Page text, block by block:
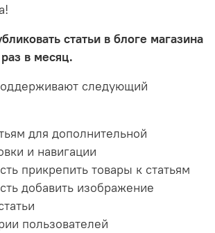
статьи в блоге магазина
в месяц.
следующий
для дополнительной
и навигации
прикрепить товары к статьям
добавить изображение
пользователей